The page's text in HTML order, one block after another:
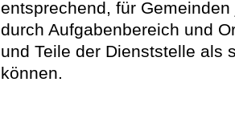
entsprechend, für
durch Aufgabenbereich und
und Teile der Dienststelle als
können.